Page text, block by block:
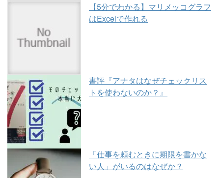
【5分でわかる】マリメッコグラフ
はExcelで作れる
書評『アナタはなぜチェックリス
トを使わないのか？』
「仕事を頼むときに期限を書かな
い人」がいるのはなぜか？